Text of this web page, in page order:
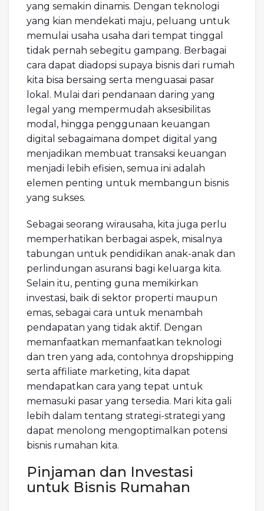
yang semakin dinamis. Dengan teknologi
yang kian mendekati maju, peluang untuk
memulai usaha usaha dari tempat tinggal
tidak pernah sebegitu gampang. Berbagai
cara dapat diadopsi supaya bisnis dari rumah
kita bisa bersaing serta menguasai pasar
lokal. Mulai dari pendanaan daring yang
legal yang mempermudah aksesibilitas
modal, hingga penggunaan keuangan
digital sebagaimana dompet digital yang
menjadikan membuat transaksi keuangan
menjadi lebih efisien, semua ini adalah
elemen penting untuk membangun bisnis
yang sukses.
Sebagai seorang wirausaha, kita juga perlu
memperhatikan berbagai aspek, misalnya
tabungan untuk pendidikan anak-anak dan
perlindungan asuransi bagi keluarga kita.
Selain itu, penting guna memikirkan
investasi, baik di sektor properti maupun
emas, sebagai cara untuk menambah
pendapatan yang tidak aktif. Dengan
memanfaatkan memanfaatkan teknologi
dan tren yang ada, contohnya dropshipping
serta affiliate marketing, kita dapat
mendapatkan cara yang tepat untuk
memasuki pasar yang tersedia. Mari kita gali
lebih dalam tentang strategi-strategi yang
dapat menolong mengoptimalkan potensi
bisnis rumahan kita.
Pinjaman dan Investasi
untuk Bisnis Rumahan